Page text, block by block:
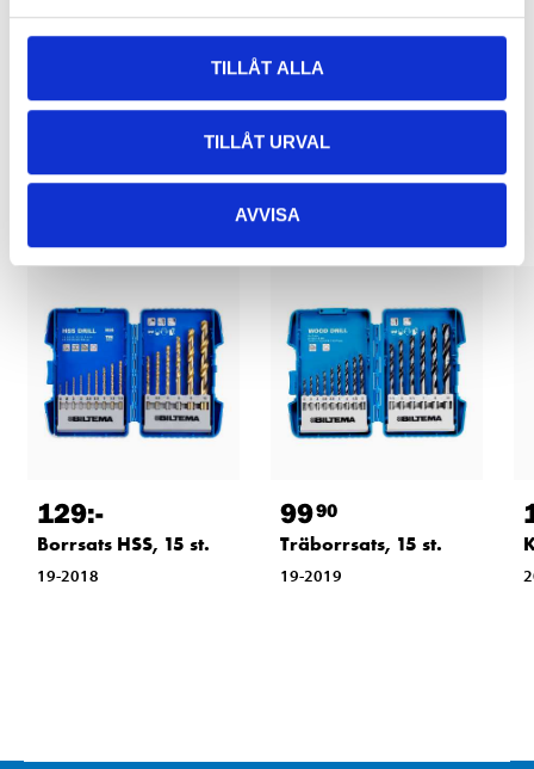
TILLÅT ALLA
TILLÅT URVAL
AVVISA
Relaterade produkter
129:-
Borrsats HSS, 15 st.
19-2018
9990
Träborrsats, 15 st.
19-2019